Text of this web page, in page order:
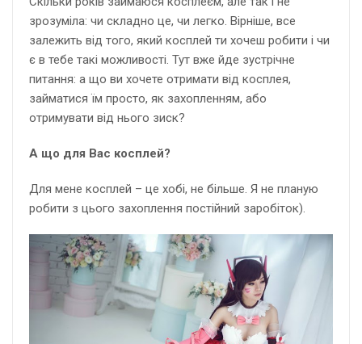
зрозуміла: чи складно це, чи легко. Вірніше, все
залежить від того, який косплей ти хочеш робити і чи
є в тебе такі можливості. Тут вже йде зустрічне
питання: а що ви хочете отримати від косплея,
займатися їм просто, як захопленням, або
отримувати від нього зиск?
А що для Вас косплей?
Для мене косплей – це хобі, не більше. Я не планую
робити з цього захоплення постійний заробіток).